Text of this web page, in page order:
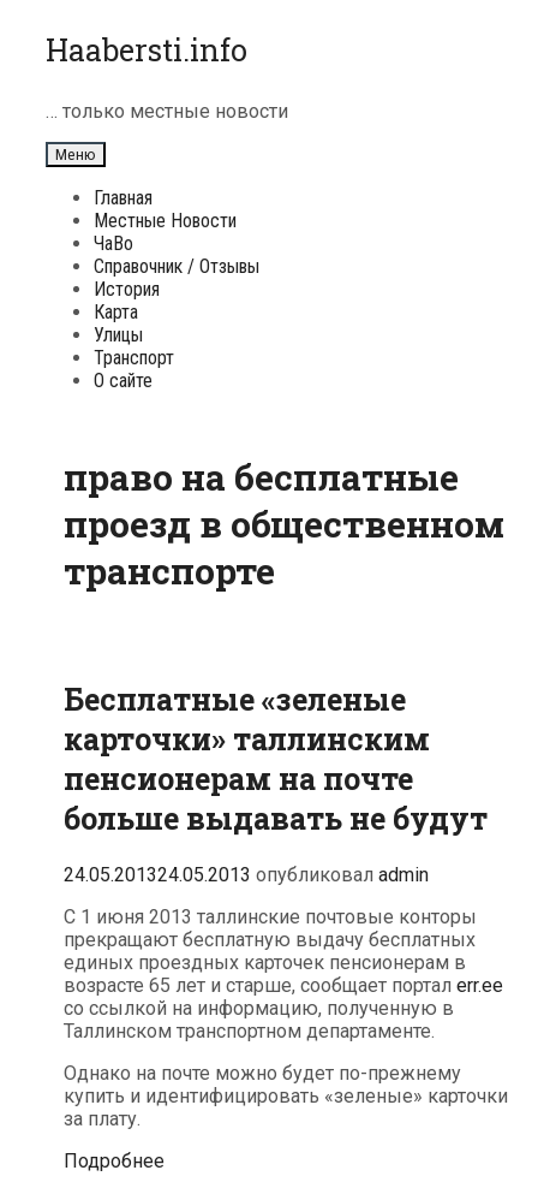
Перейти
к
Haabersti.info
… только местные новости
Меню
Главная
Местные Новости
ЧаВо
Справочник / Отзывы
История
Карта
Улицы
Транспорт
О сайте
право на бесплатные
проезд в общественном
транспорте
Бесплатные «зеленые
карточки» таллинским
пенсионерам на почте
больше выдавать не будут
24.05.201324.05.2013 опубликовал admin
С 1 июня 2013 таллинские почтовые конторы
прекращают бесплатную выдачу бесплатных
единых проездных карточек пенсионерам в
возрасте 65 лет и старше, сообщает портал err.ee
со ссылкой на информацию, полученную в
Таллинском транспортном департаменте.
Однако на почте можно будет по-прежнему
купить и идентифицировать «зеленые» карточки
за плату.
ПодробнееБесплатные